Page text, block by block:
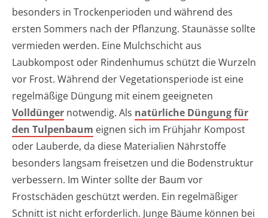
besonders in Trockenperioden und während des
ersten Sommers nach der Pflanzung. Staunässe sollte
vermieden werden. Eine Mulchschicht aus
Laubkompost oder Rindenhumus schützt die Wurzeln
vor Frost. Während der Vegetationsperiode ist eine
regelmäßige Düngung mit einem geeigneten
Volldünger notwendig. Als natürliche Düngung für
den Tulpenbaum eignen sich im Frühjahr Kompost
oder Lauberde, da diese Materialien Nährstoffe
besonders langsam freisetzen und die Bodenstruktur
verbessern. Im Winter sollte der Baum vor
Frostschäden geschützt werden. Ein regelmäßiger
Schnitt ist nicht erforderlich. Junge Bäume können bei